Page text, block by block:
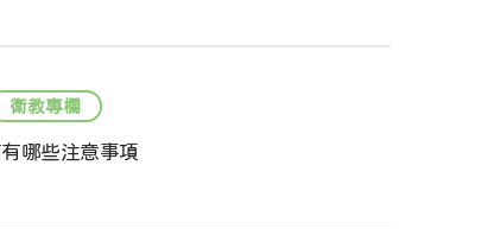
衛教專欄
哪些注意事項